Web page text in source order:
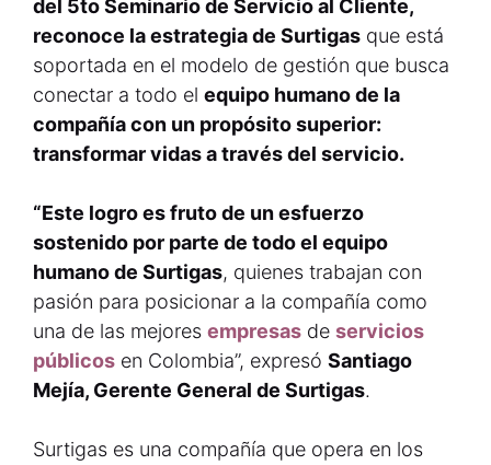
del 5to Seminario de Servicio al Cliente,
reconoce la estrategia de Surtigas que está
soportada en el modelo de gestión que busca
conectar a todo el equipo humano de la
compañía con un propósito superior:
transformar vidas a través del servicio.
“Este logro es fruto de un esfuerzo
sostenido por parte de todo el equipo
humano de Surtigas, quienes trabajan con
pasión para posicionar a la compañía como
una de las mejores empresas de servicios
públicos en Colombia”, expresó Santiago
Mejía, Gerente General de Surtigas.
Surtigas es una compañía que opera en los